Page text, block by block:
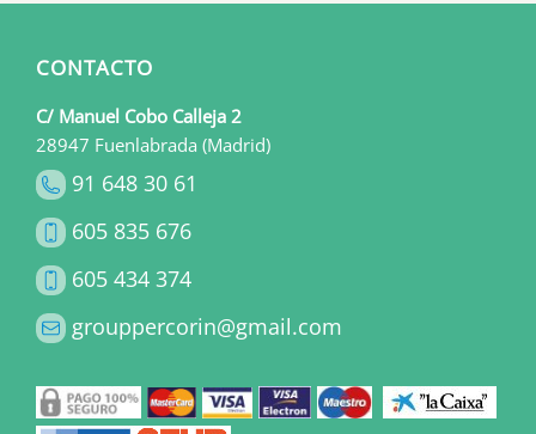
CONTACTO
C/ Manuel Cobo Calleja 2
28947 Fuenlabrada (Madrid)
91 648 30 61
605 835 676
605 434 374
grouppercorin@gmail.com